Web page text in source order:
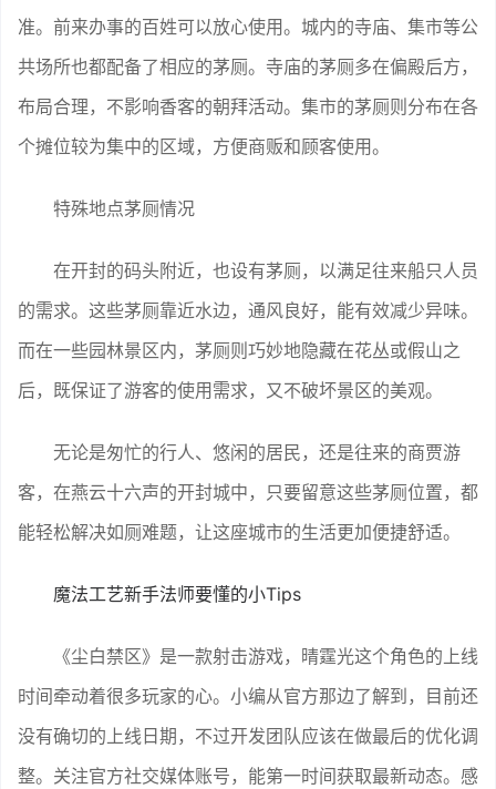
准。前来办事的百姓可以放心使用。城内的寺庙、集市等公
共场所也都配备了相应的茅厕。寺庙的茅厕多在偏殿后方，
布局合理，不影响香客的朝拜活动。集市的茅厕则分布在各
个摊位较为集中的区域，方便商贩和顾客使用。
特殊地点茅厕情况
在开封的码头附近，也设有茅厕，以满足往来船只人员
的需求。这些茅厕靠近水边，通风良好，能有效减少异味。
而在一些园林景区内，茅厕则巧妙地隐藏在花丛或假山之
后，既保证了游客的使用需求，又不破坏景区的美观。
无论是匆忙的行人、悠闲的居民，还是往来的商贾游
客，在燕云十六声的开封城中，只要留意这些茅厕位置，都
能轻松解决如厕难题，让这座城市的生活更加便捷舒适。
魔法工艺新手法师要懂的小Tips
《尘白禁区》是一款射击游戏，晴霆光这个角色的上线
时间牵动着很多玩家的心。小编从官方那边了解到，目前还
没有确切的上线日期，不过开发团队应该在做最后的优化调
整。关注官方社交媒体账号，能第一时间获取最新动态。感